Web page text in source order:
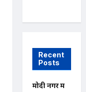
Recent
Posts
मोदी नगर में